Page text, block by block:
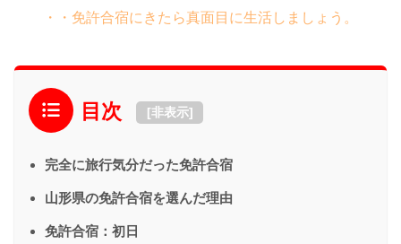
・・免許合宿にきたら真面目に生活しましょう。
目次 [非表示]
完全に旅行気分だった免許合宿
山形県の免許合宿を選んだ理由
免許合宿：初日